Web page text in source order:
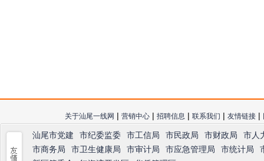
关于汕尾一线网 | 营销中心 | 招聘信息 | 联系我们 | 友情链接 |
汕尾市党建 市纪委监委 市工信局 市民政局 市财政局
市人
市商务局
市卫生健康局 市审计局 市应急管理局 市统计局